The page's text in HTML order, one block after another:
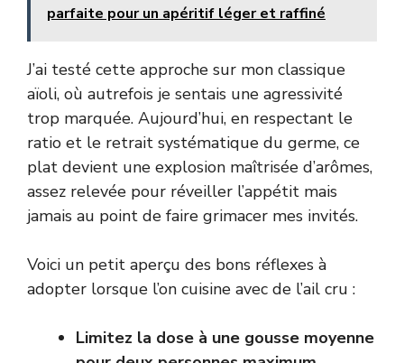
parfaite pour un apéritif léger et raffiné
J’ai testé cette approche sur mon classique
aïoli, où autrefois je sentais une agressivité
trop marquée. Aujourd’hui, en respectant le
ratio et le retrait systématique du germe, ce
plat devient une explosion maîtrisée d’arômes,
assez relevée pour réveiller l’appétit mais
jamais au point de faire grimacer mes invités.
Voici un petit aperçu des bons réflexes à
adopter lorsque l’on cuisine avec de l’ail cru :
Limitez la dose à une gousse moyenne